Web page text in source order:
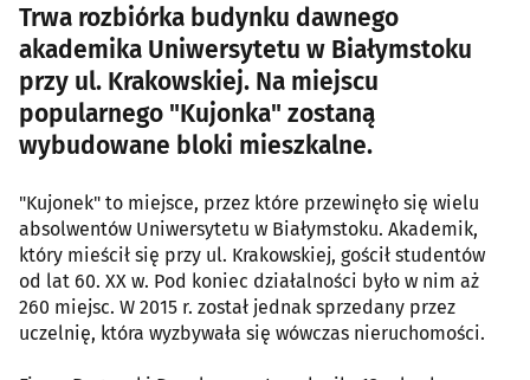
Trwa rozbiórka budynku dawnego
akademika Uniwersytetu w Białymstoku
przy ul. Krakowskiej. Na miejscu
popularnego "Kujonka" zostaną
wybudowane bloki mieszkalne.
"Kujonek" to miejsce, przez które przewinęło się wielu
absolwentów Uniwersytetu w Białymstoku. Akademik,
który mieścił się przy ul. Krakowskiej, gościł studentów
od lat 60. XX w. Pod koniec działalności było w nim aż
260 miejsc. W 2015 r. został jednak sprzedany przez
uczelnię, która wyzbywała się wówczas nieruchomości.